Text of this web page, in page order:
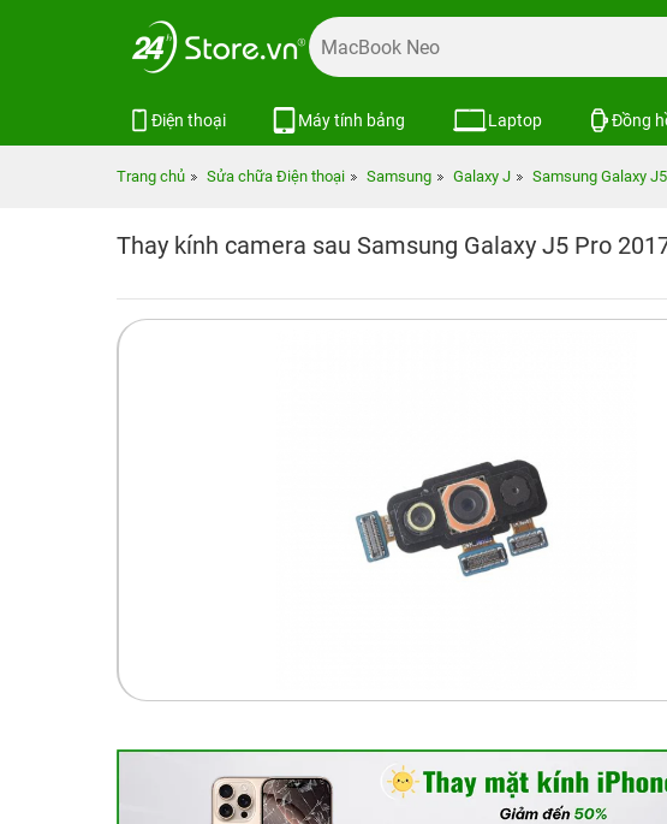
Điện thoại Máy tính bảng Laptop Đồng
Trang chủ Sửa chữa Điện thoại Samsung Galaxy J Samsung Galaxy J5
Thay kính camera sau Samsung Galaxy J5 Pro